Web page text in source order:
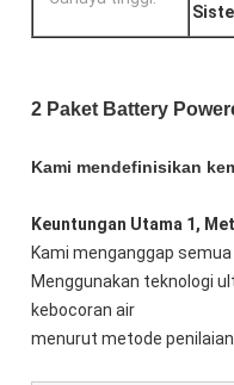
2 Paket Battery
Kami mendefinisikan
Keuntungan Utama 1,
Kami menganggap
Menggunakan teknologi
kebocoran air
menurut metode